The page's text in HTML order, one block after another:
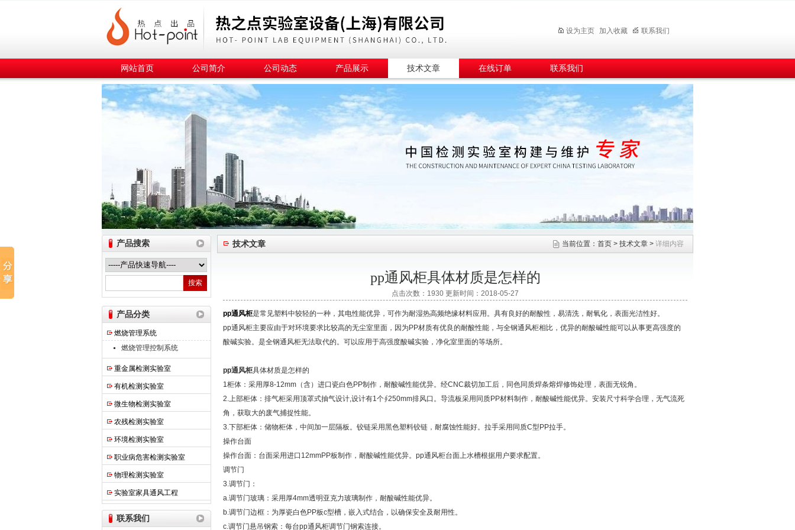
热之点实验室设备（上海）有限公司
设为主页 加入收藏 联系我们
网站首页 公司简介 公司动态 产品展示 技术文章 在线订单 联系我们
产品搜索
产品分类
燃烧管理系统
燃烧管理控制系统
重金属检测实验室
有机检测实验室
微生物检测实验室
农残检测实验室
环境检测实验室
职业病危害检测实验室
物理检测实验室
实验室家具通风工程
联系我们
技术文章 当前位置： 首页 > 技术文章 > 详细内容
pp通风柜具体材质是怎样的
点击次数：1930 更新时间：2018-05-27
pp通风柜是常见塑料中较轻的一种，其电性能优异，可作为耐湿热高频绝缘材料应用。具有良好的耐酸性，易清洗，耐氧化，表面光洁性好。
pp通风柜主要应由于对环境要求比较高的无尘室里面，因为PP材质有优良的耐酸性能，与全钢通风柜相比，优异的耐酸碱性能可以从事更高强度的
酸碱实验。是全钢通风柜无法取代的。可以应用于高强度酸碱实验，净化室里面的等场所。
pp通风柜具体材质是怎样的
1柜体：采用厚8-12mm（含）进口瓷白色PP制作，耐酸碱性能优异。经CNC裁切加工后，同色同质焊条熔焊修饰处理，表面无锐角。
2.上部柜体：排气柜采用顶罩式抽气设计,设计有1个∮250mm排风口。导流板采用同质PP材料制作，耐酸碱性能优异。安装尺寸科学合理，无气流死
角，获取大的废气捕捉性能。
3.下部柜体：储物柜体，中间加一层隔板。铰链采用黑色塑料铰链，耐腐蚀性能好。拉手采用同质C型PP拉手。
操作台面
操作台面：台面采用进口12mmPP板制作，耐酸碱性能优异。pp通风柜台面上水槽根据用户要求配置。
调节门
3.调节门：
a.调节门玻璃：采用厚4mm透明亚克力玻璃制作，耐酸碱性能优异。
b.调节门边框：为厚瓷白色PP板c型槽，嵌入式结合，以确保安全及耐用性。
c.调节门悬吊钢索：每台pp通风柜调节门钢索连接。